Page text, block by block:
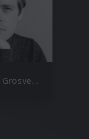
Benjamin Grosvenor